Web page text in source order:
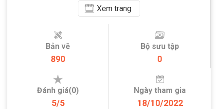
Xemtrang
Bản vẽ
890
Bộ sưu tập
0
Đánh giá(0)
5/5
Ngày tham gia
18/10/2022